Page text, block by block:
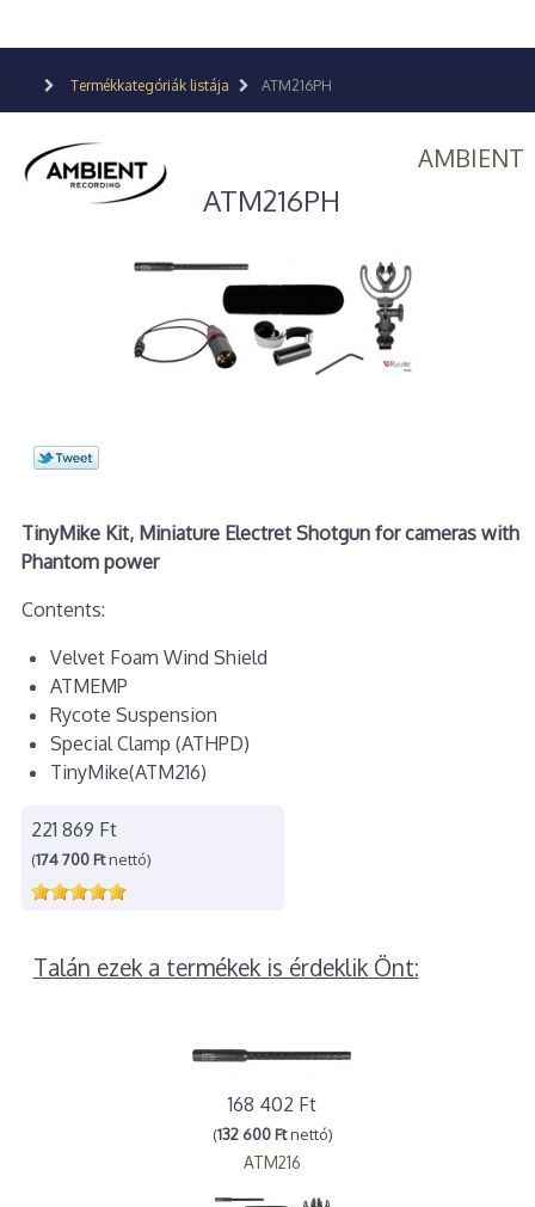
Termékkategóriák listája ATM216PH
AMBIENT
ATM216PH
TinyMike Kit, Miniature Electret Shotgun for cameras with
Phantom power
Contents:
Velvet Foam Wind Shield
ATMEMP
Rycote Suspension
Special Clamp (ATHPD)
TinyMike(ATM216)
221 869 Ft
(174 700 Ftnettó)
Talán ezek a termékek is érdeklik Önt:
168 402 Ft
(132 600 Ftnettó)
ATM216